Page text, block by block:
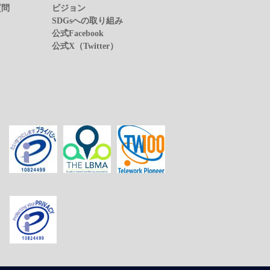
ビジョン
SDGsへの取り組み
公式Facebook
公式X（Twitter）